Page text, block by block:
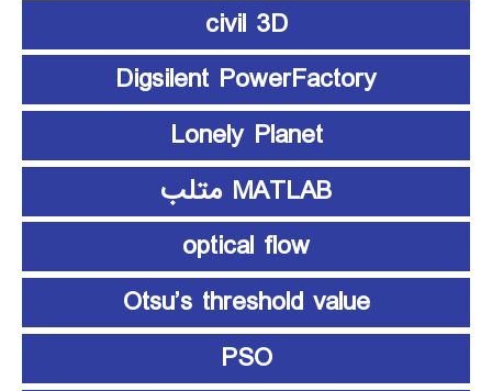
civil 3D
Digsilent PowerFactory
Lonely Planet
MATLAB متلب
optical flow
Otsu’s threshold value
PSO